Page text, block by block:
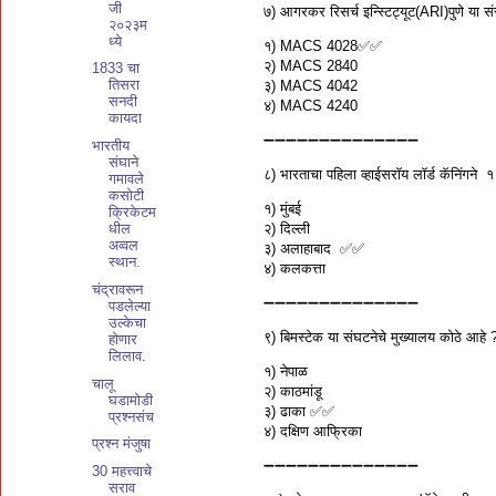
७) आगरकर रिसर्च इन्स्टिट्यूट(ARI)पुणे या
१) MACS 4028✅✅
२) MACS 2840
३) MACS 4042
४) MACS 4240
➖➖➖➖➖➖➖➖➖➖➖➖➖➖
८) भारताचा पहिला व्हाईसरॉय लॉर्ड कॅनिंगने
१) मुंबई
२) दिल्ली
३) अलाहाबाद ✅✅
४) कलकत्ता
➖➖➖➖➖➖➖➖➖➖➖➖➖➖
९) बिमस्टेक या संघटनेचे मुख्यालय कोठे आहे
१) नेपाळ
२) काठमांडू
३) ढाका ✅✅
४) दक्षिण आफ्रिका
➖➖➖➖➖➖➖➖➖➖➖➖➖➖
जी
२०२३म
ध्ये
1833 चा
तिसरा
सनदी
कायदा
भारतीय
संघाने
गमावले
कसोटी
क्रिकेटम
धील
अव्वल
स्थान.
चंद्रावरून
पडलेल्या
उल्केचा
होणार
लिलाव.
चालू
घडामोडी
प्रश्नसंच
प्रश्न मंजुषा
30 महत्त्वाचे
सराव